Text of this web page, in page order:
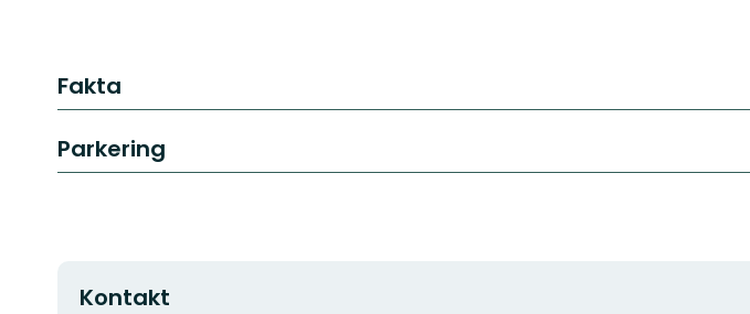
Fakta
Parkering
Kontakt